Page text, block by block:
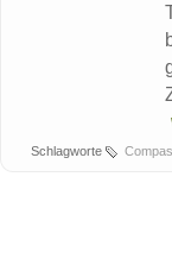
Schlagworte